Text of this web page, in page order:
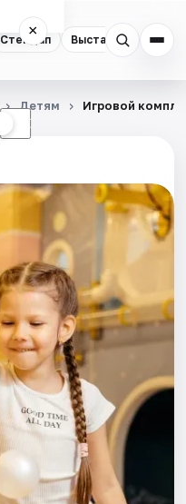
Стендап Выставки
×
☾
Детям Игровой